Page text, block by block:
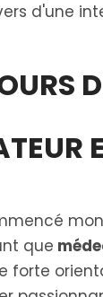
d'une
que
forte